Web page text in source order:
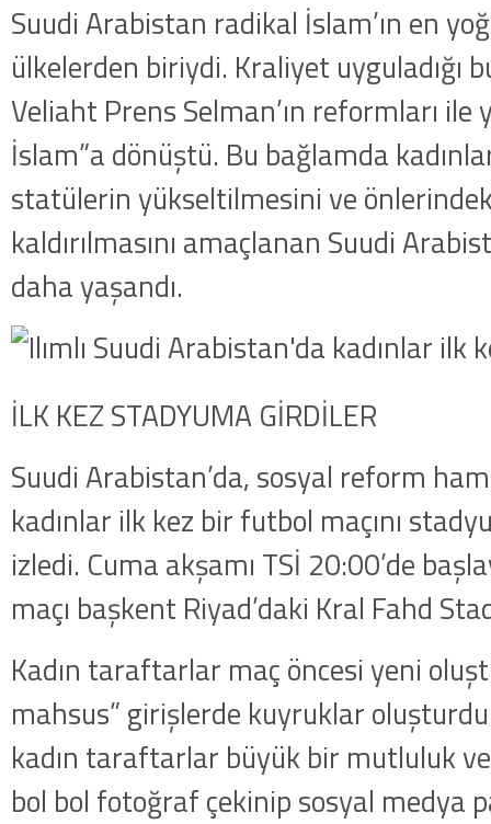
Suudi Arabistan radikal İslam’ın en
ülkelerden biriydi. Kraliyet uyguladığı
Veliaht Prens Selman’ın reformları ile
İslam”a dönüştü. Bu bağlamda
statülerin yükseltilmesini ve
kaldırılmasını amaçlanan Suudi
daha yaşandı.
İLK KEZ STADYUMA GİRDİLER
Suudi Arabistan’da, sosyal reform
kadınlar ilk kez bir futbol maçını
izledi. Cuma akşamı TSİ 20:00’de
maçı başkent Riyad’daki Kral Fahd
Kadın taraftarlar maç öncesi yeni
mahsus” girişlerde kuyruklar
kadın taraftarlar büyük bir mutluluk
bol bol fotoğraf çekinip sosyal medya